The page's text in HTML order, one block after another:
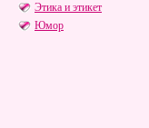
Этика и этикет
Юмор